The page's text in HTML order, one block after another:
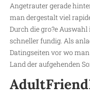
Angetrauter gerade
man dergestalt viel
Durch die gro?e
schneller fundig. Als
Datingseiten vor wo
Land der aufgehenden